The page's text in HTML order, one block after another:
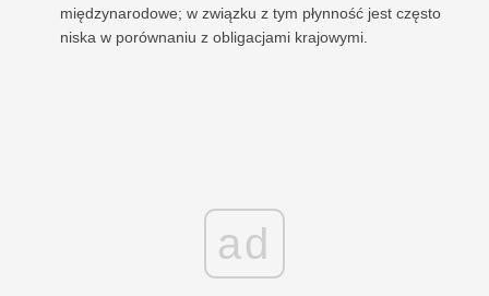
międzynarodowe; w związku z tym płynność jest często
niska w porównaniu z obligacjami krajowymi.
ad